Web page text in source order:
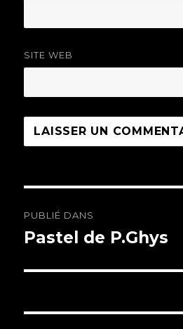
SITE WEB
de
PUBLIÉ DANS
Pastel de P.Ghys